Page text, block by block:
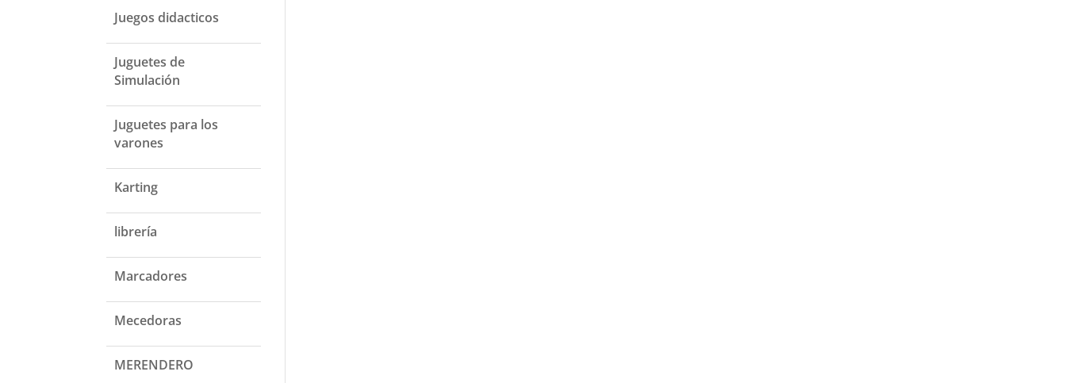
Juegos didacticos
Juguetes de
Simulación
Juguetes para los
varones
Karting
librería
Marcadores
Mecedoras
MERENDERO